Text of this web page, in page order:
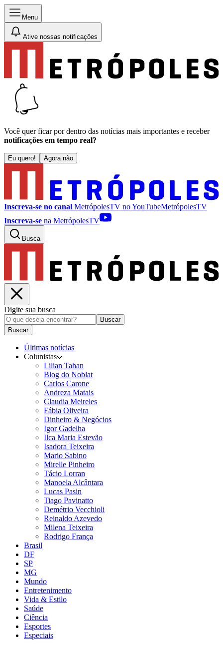
Menu
Ative nossas notificações
Você quer ficar por dentro das notícias mais importantes e receber
notificações em tempo real?
Eu quero! Agora não
Inscreva-se no canal MetrópolesTV noYouTubeMetrópolesTV
Inscreva-se na MetrópolesTV
Busca
Digite sua busca
Buscar
Buscar
Últimas notícias
Colunistas
Lilian Tahan
Blog do Noblat
Carlos Carone
Andreza Matais
Claudia Meireles
Fábia Oliveira
Dinheiro & Negócios
Igor Gadelha
Ilca Maria Estevão
Isadora Teixeira
Mario Sabino
Mirelle Pinheiro
Tácio Lorran
Manoela Alcântara
Lucas Pasin
Tiago Pavinatto
Demétrio Vecchioli
Reinaldo Azevedo
Milena Teixeira
Rodrigo França
Brasil
DF
SP
MG
Mundo
Entretenimento
Vida & Estilo
Saúde
Ciência
Esportes
Especiais